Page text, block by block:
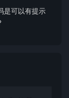
是可以有提示